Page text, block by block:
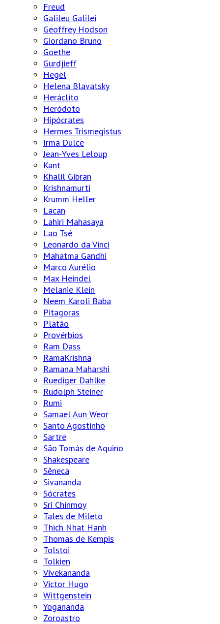
Freud
Galileu Galilei
Geoffrey Hodson
Giordano Bruno
Goethe
Gurdjieff
Hegel
Helena Blavatsky
Heráclito
Heródoto
Hipócrates
Hermes Trismegistus
Irmã Dulce
Jean-Yves Leloup
Kant
Khalil Gibran
Krishnamurti
Krumm Heller
Lacan
Lahiri Mahasaya
Lao Tsé
Leonardo da Vinci
Mahatma Gandhi
Marco Aurélio
Max Heindel
Melanie Klein
Neem Karoli Baba
Pitagoras
Platão
Provérbios
Ram Dass
RamaKrishna
Ramana Maharshi
Ruediger Dahlke
Rudolph Steiner
Rumi
Samael Aun Weor
Santo Agostinho
Sartre
São Tomás de Aquino
Shakespeare
Sêneca
Sivananda
Sócrates
Sri Chinmoy
Tales de Mileto
Thich Nhat Hanh
Thomas de Kempis
Tolstoi
Tolkien
Vivekananda
Victor Hugo
Wittgenstein
Yogananda
Zoroastro